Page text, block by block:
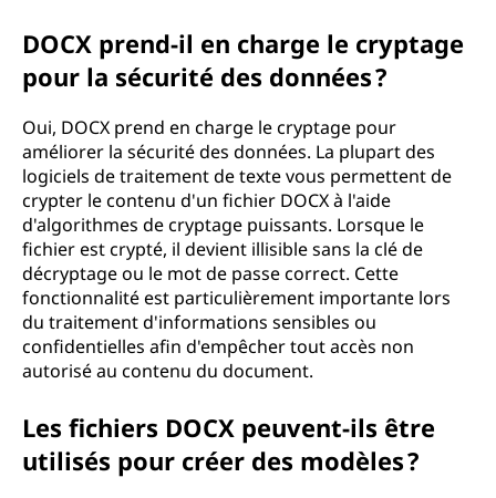
DOCX prend-il en charge le cryptage
pour la sécurité des données ?
Oui, DOCX prend en charge le cryptage pour
améliorer la sécurité des données. La plupart des
logiciels de traitement de texte vous permettent de
crypter le contenu d'un fichier DOCX à l'aide
d'algorithmes de cryptage puissants. Lorsque le
fichier est crypté, il devient illisible sans la clé de
décryptage ou le mot de passe correct. Cette
fonctionnalité est particulièrement importante lors
du traitement d'informations sensibles ou
confidentielles afin d'empêcher tout accès non
autorisé au contenu du document.
Les fichiers DOCX peuvent-ils être
utilisés pour créer des modèles ?